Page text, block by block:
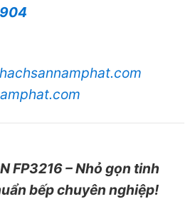
FP3216 – Nhỏ gọn tinh
bếp chuyên nghiệp!